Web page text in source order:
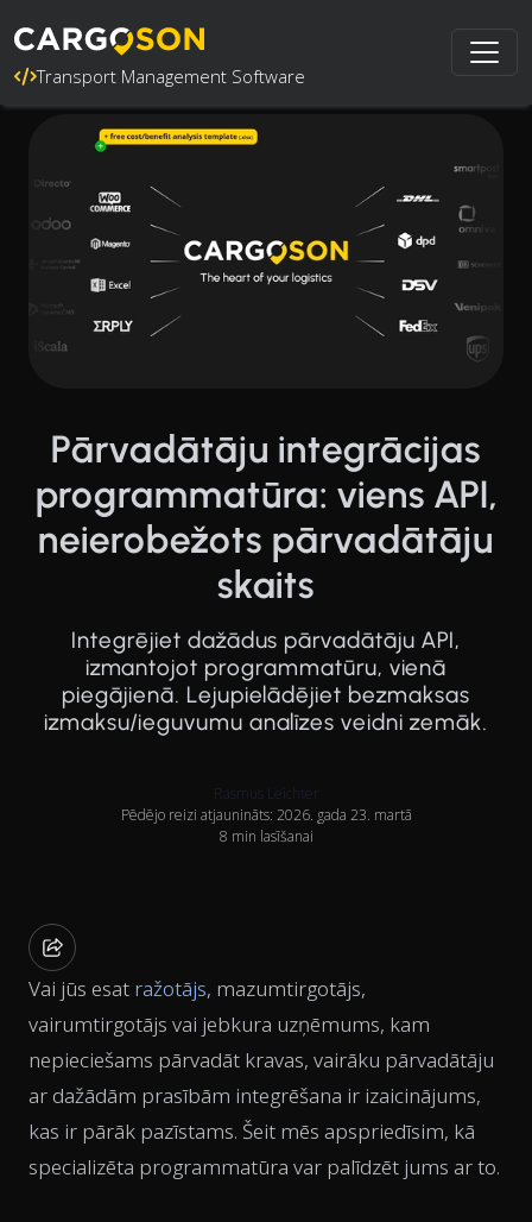
Transport Management Software
Pārvadātāju integrācijas
programmatūra: viens API,
neierobežots pārvadātāju
skaits
Integrējiet dažādus pārvadātāju API,
izmantojot programmatūru, vienā
piegājienā. Lejupielādējiet bezmaksas
izmaksu/ieguvumu analīzes veidni zemāk.
Rasmus Leichter
Pēdējo reizi atjaunināts: 2026. gada 23. martā
8 min lasīšanai
Vai jūs esat ražotājs, mazumtirgotājs,
vairumtirgotājs vai jebkura uzņēmums, kam
nepieciešams pārvadāt kravas, vairāku pārvadātāju
ar dažādām prasībām integrēšana ir izaicinājums,
kas ir pārāk pazīstams. Šeit mēs apspriedīsim, kā
specializēta programmatūra var palīdzēt jums ar to.